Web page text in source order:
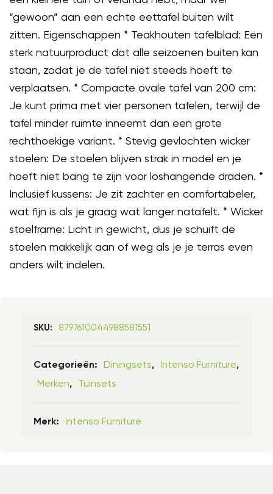
“gewoon” aan een echte eettafel buiten wilt
zitten. Eigenschappen * Teakhouten tafelblad: Een
sterk natuurproduct dat alle seizoenen buiten kan
staan, zodat je de tafel niet steeds hoeft te
verplaatsen. * Compacte ovale tafel van 200 cm:
Je kunt prima met vier personen tafelen, terwijl de
tafel minder ruimte inneemt dan een grote
rechthoekige variant. * Stevig gevlochten wicker
stoelen: De stoelen blijven strak in model en je
hoeft niet bang te zijn voor loshangende draden. *
Inclusief kussens: Je zit zachter en comfortabeler,
wat fijn is als je graag wat langer natafelt. * Wicker
stoelframe: Licht in gewicht, dus je schuift de
stoelen makkelijk aan of weg als je je terras even
anders wilt indelen.
SKU: 8797610044988581551
Categorieën: Diningsets, Intenso Furniture,
Merken, Tuinsets
Merk: Intenso Furniture